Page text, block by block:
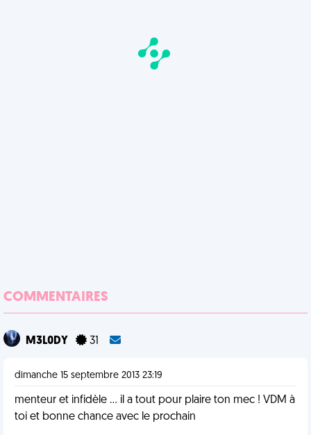
COMMENTAIRES
M3L0DY 31
dimanche 15 septembre 2013 23:19
menteur et infidèle ... il a tout pour plaire ton mec ! VDM à
toi et bonne chance avec le prochain